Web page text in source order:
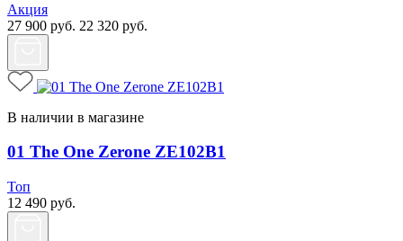
Акция
27 900 руб. 22 320 руб.
В наличии в магазине
01 The One Zerone ZE102B1
Топ
12 490 руб.